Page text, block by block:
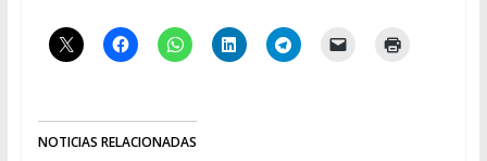
NOTICIAS RELACIONADAS